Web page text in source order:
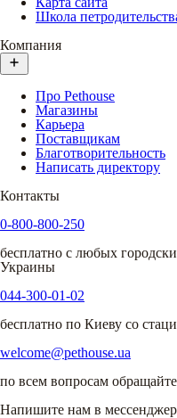
Школа
Компания
Про Pethouse
Магазины
Карьера
Поставщикам
Благотворительность
Написать директору
Контакты
0-800-800-250
бесплатно с любых
Украины
044-300-01-02
бесплатно по Киеву со
welcome@pethouse.ua
по всем вопросам
Напишите нам в мессенджер